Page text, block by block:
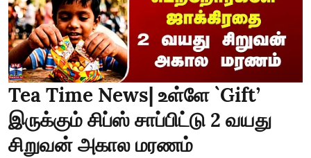
Tea Time News| உள்ளே `Gift’
இருக்கும் சிப்ஸ் சாப்பிட்டு 2 வயது
சிறுவன் அகால மரணம்